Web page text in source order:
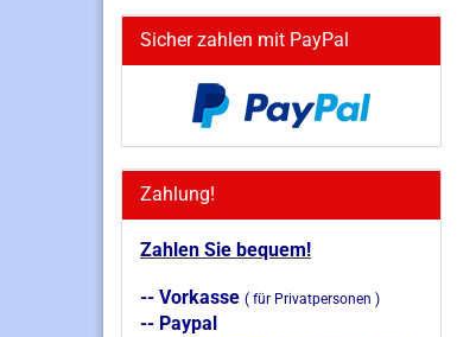
Sicher zahlen mit PayPal
Zahlung!
Zahlen Sie bequem!
-- Vorkasse ( für Privatpersonen )
-- Paypal